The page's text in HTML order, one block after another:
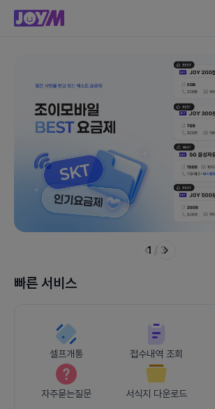
1 / 3
빠른 서비스
셀프개통 접수내역 조회
자주묻는질문 서식지 다운로드